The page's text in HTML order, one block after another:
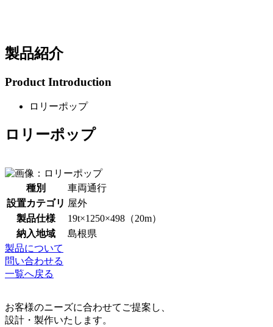
製品紹介
Product Introduction
ロリーポップ
ロリーポップ
種別
車両通行
設置カテゴリ 屋外
製品仕様
19t×1250×498（20m）
納入地域
島根県
製品について
問い合わせる
一覧へ戻る
お客様のニーズに合わせてご提案し、
設計・製作いたします。